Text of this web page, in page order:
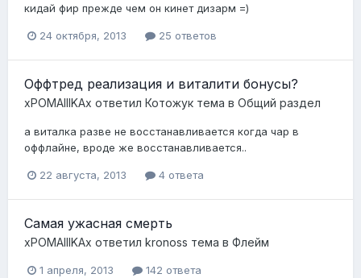
кидай фир прежде чем он кинет дизарм =)
24 октября, 2013 25 ответов
Оффтред реализация и виталити бонусы?
xPOMAIIIKAx ответил Котожук тема в Общий раздел
а виталка разве не восстанавливается когда чар в
оффлайне, вроде же восстанавливается..
22 августа, 2013 4 ответа
Самая ужасная смерть
xPOMAIIIKAx ответил kronoss тема в Флейм
1 апреля, 2013 142 ответа